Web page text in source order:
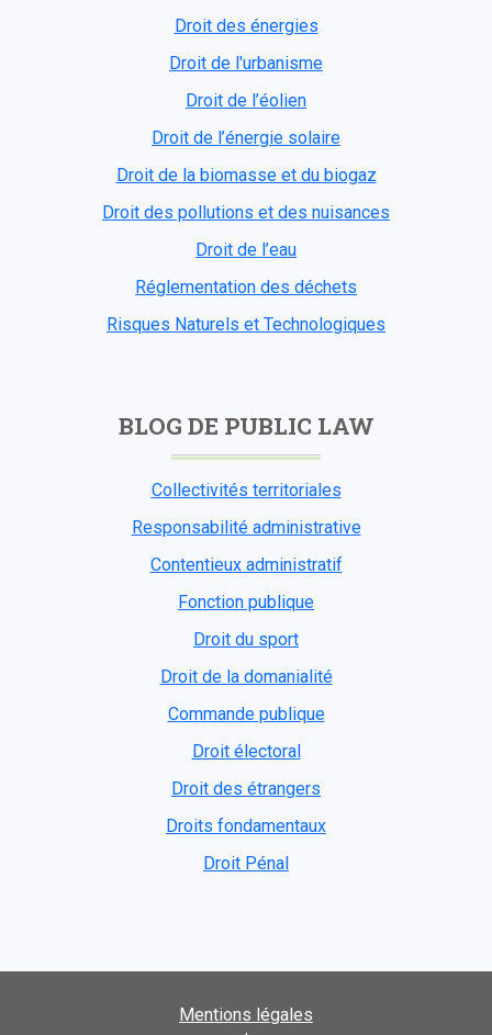
Droit des énergies
Droit de l'urbanisme
Droit de l’éolien
Droit de l’énergie solaire
Droit de la biomasse et du biogaz
Droit des pollutions et des nuisances
Droit de l’eau
Réglementation des déchets
Risques Naturels et Technologiques
BLOG DE PUBLIC LAW
Collectivités territoriales
Responsabilité administrative
Contentieux administratif
Fonction publique
Droit du sport
Droit de la domanialité
Commande publique
Droit électoral
Droit des étrangers
Droits fondamentaux
Droit Pénal
Mentions légales